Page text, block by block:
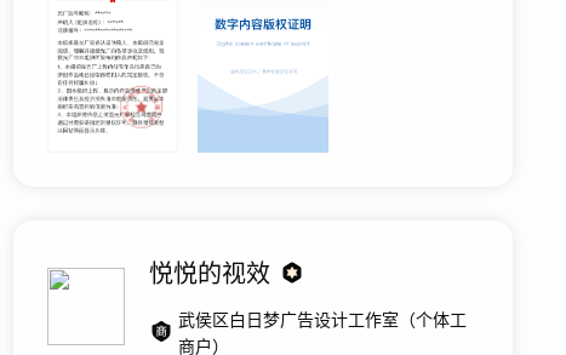
悦悦的视效
武侯区白日梦广告设计工作室（个体工
商户）